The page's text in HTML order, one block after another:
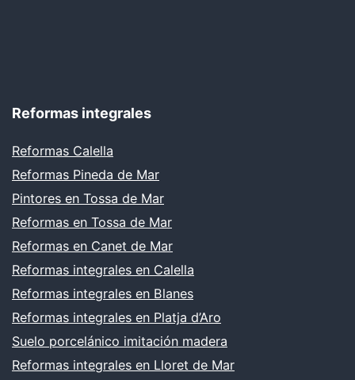
Reformas integrales
Reformas Calella
Reformas Pineda de Mar
Pintores en Tossa de Mar
Reformas en Tossa de Mar
Reformas en Canet de Mar
Reformas integrales en Calella
Reformas integrales en Blanes
Reformas integrales en Platja d’Aro
Suelo porcelánico imitación madera
Reformas integrales en Lloret de Mar